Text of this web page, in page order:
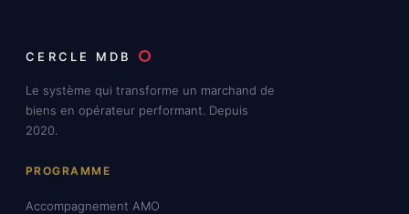
CERCLE MDB
Le système qui transforme un marchand de
biens en opérateur performant. Depuis
2020.
PROGRAMME
Accompagnement AMO